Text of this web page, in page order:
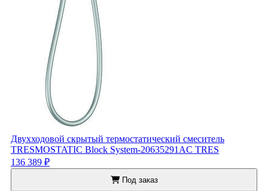
Двухходовой скрытый термостатический смеситель
TRESMOSTATIC Block System-20635291AC TRES
136 389 ₽
Под заказ